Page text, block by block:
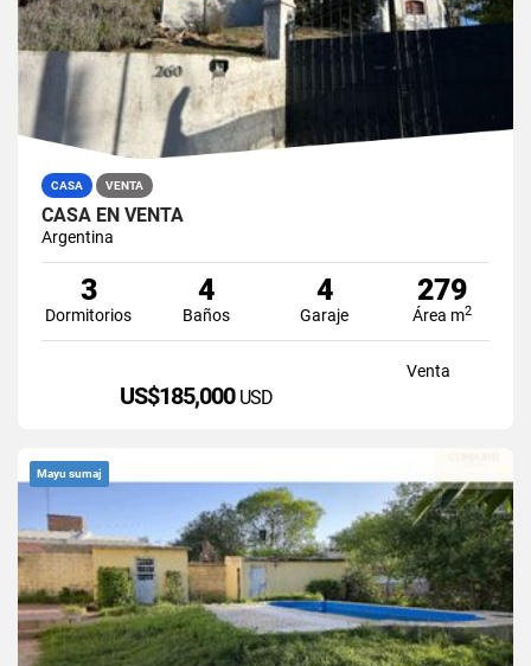
CASA VENTA
CASA EN VENTA
Argentina
3
Dormitorios
4
Baños
4
Garaje
279
Área m2
Venta
US$185,000 USD
Mayu sumaj